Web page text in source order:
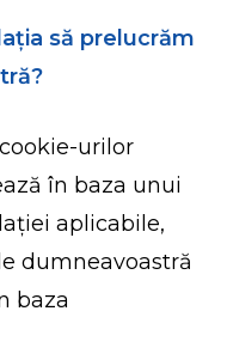
să prelucrăm
urilor
în baza unui
aplicabile,
dumneavoastră
baza